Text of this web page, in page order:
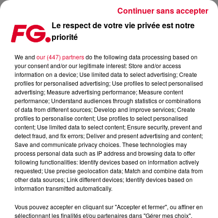
CHARLOTTE DE WITTE : ENTRE SHOWS HISTORIQUES ET
Publié : 9 février 2026 à 16h44 par Jean-Baptiste Blandin
Le respect de votre vie privée est notre
priorité
We and our (447) partnersdo the following data processing based on
your consent and/or our legitimate interest: Store and/or access
information on a device; Use limited data to select advertising; Create
profiles for personalised advertising; Use profiles to select personalised
advertising; Measure advertising performance; Measure content
performance; Understand audiences through statistics or combinations
of data from different sources; Develop and improve services; Create
profiles to personalise content; Use profiles to select personalised
content; Use limited data to select content; Ensure security, prevent and
detect fraud, and fix errors; Deliver and present advertising and content;
Save and communicate privacy choices. These technologies may
process personal data such as IP address and browsing data to offer
following functionalities: Identify devices based on information actively
requested; Use precise geolocation data; Match and combine data from
other data sources; Link different devices; Identify devices based on
information transmitted automatically.
Vous pouvez accepter en cliquant sur "Accepter et fermer", ou affiner en
sélectionnant les finalités et/ou partenaires dans "Gérer mes choix".
Continuer sans accepter